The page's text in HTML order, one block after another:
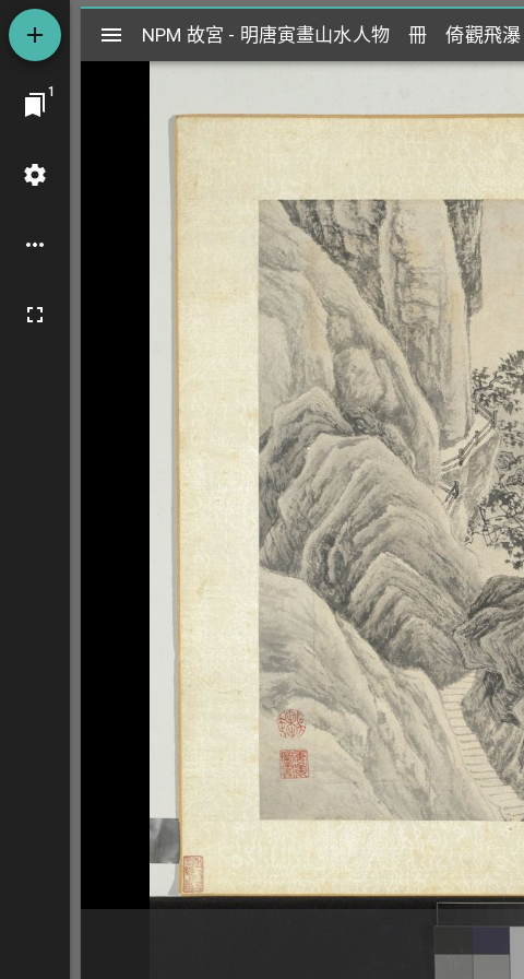
1
Mirador
閱
NPM 故宮 - 明唐寅畫山水人物 冊 倚觀飛瀑
NPM 故宮 - 明唐寅畫山水人物 冊 倚觀飛瀑